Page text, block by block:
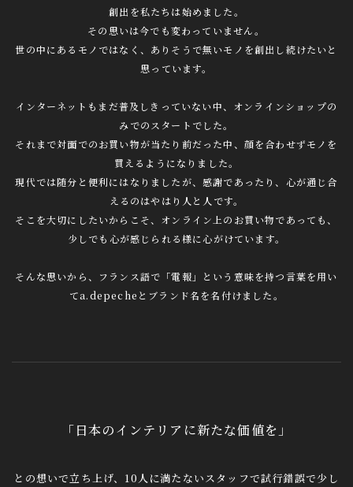
創出を私たちは始めました。
その思いは今でも変わっていません。
世の中にあるモノではなく、ありそうで無いモノを創出し続けたいと
思っています。
インターネットもまだ普及しきっていない中、オンラインショップの
みでのスタートでした。
それまで対面でのお買い物が当たり前だった中、顔を合わせずモノを
買えるようになりました。
現代では随分と便利にはなりましたが、感謝であったり、心が通じ合
えるのはやはり人と人です。
そこを大切にしたいからこそ、オンライン上のお買い物であっても、
少しでも心が感じられる様に心がけています。
そんな思いから、フランス語で「電報」という意味を持つ言葉を用い
てa.depecheとブランド名を名付けました。
「日本のインテリアに新たな価値を」
との想いで立ち上げ、10人に満たないスタッフで試行錯誤で少し